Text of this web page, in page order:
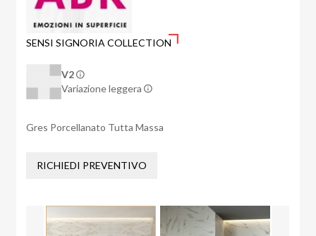
SENSI SIGNORIA COLLECTION
V2
Variazione leggera
Gres Porcellanato Tutta Massa
RICHIEDI PREVENTIVO